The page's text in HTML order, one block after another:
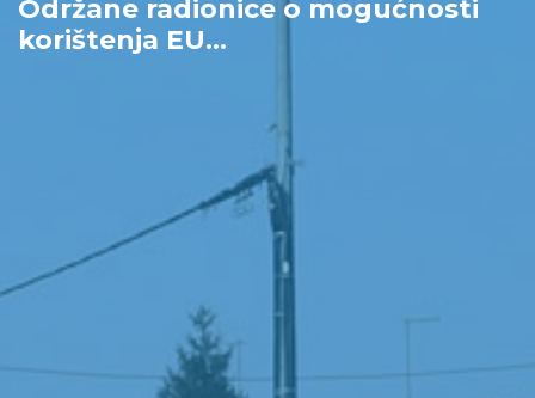
Održane radionice o mogućnosti
korištenja EU...